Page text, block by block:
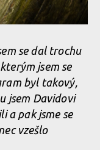
se dal trochu
jsem se
byl takový,
jsem Davidovi
a pak jsme se
vzešlo